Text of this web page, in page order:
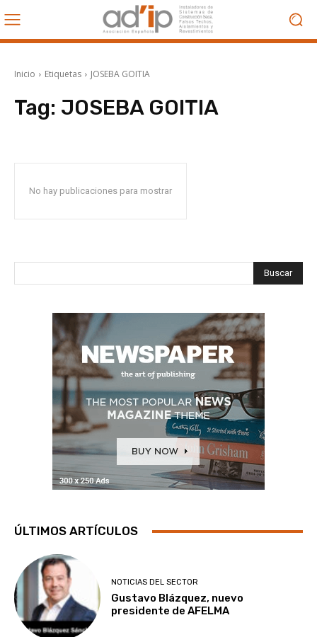
Inicio Etiquetas JOSEBA GOITIA
Tag: JOSEBA GOITIA
No hay publicaciones para mostrar
Buscar
ÚLTIMOS ARTÍCULOS
NOTICIAS DEL SECTOR
Gustavo Blázquez, nuevo
presidente de AFELMA